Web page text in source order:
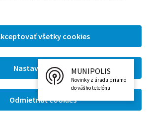
úrad Leopoldov |
Nastavenia cookies
aredakčný systém od firmy AlejTech,
spol. s r.o.
MUNIPOLIS
Novinky z úradu priamo
do vášho telefónu